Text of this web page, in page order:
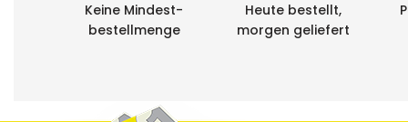
Keine Mindest-
bestellmenge
Heute bestellt,
morgen geliefert